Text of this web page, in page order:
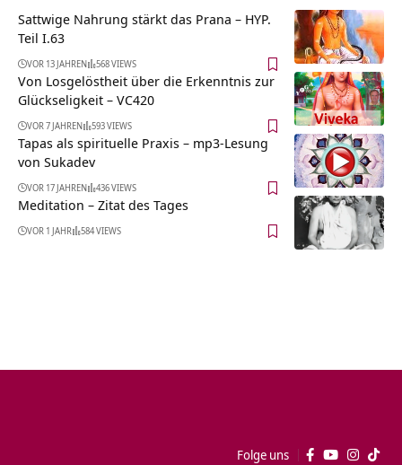
Sattwige Nahrung stärkt das Prana – HYP.
Teil I.63
VOR 13 JAHREN 568 VIEWS
Von Losgelöstheit über die Erkenntnis zur
Glückseligkeit – VC420
VOR 7 JAHREN 593 VIEWS
Tapas als spirituelle Praxis – mp3-Lesung
von Sukadev
VOR 17 JAHREN 436 VIEWS
Meditation – Zitat des Tages
VOR 1 JAHR 584 VIEWS
Folge uns